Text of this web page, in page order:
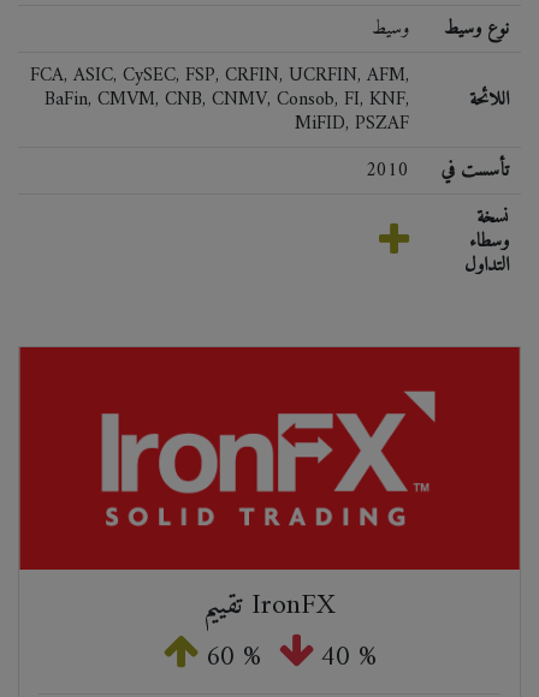
وسيط
نوع وسيط
FCA, ASIC, CySEC, FSP, CRFIN, UCRFIN, AFM,
BaFin, CMVM, CNB, CNMV, Consob, FI, KNF,
MiFID, PSZAF
اللائحة
2010
تأسست في
نسخة
وسطاء
التداول
تقييم IronFX
60 % 40 %